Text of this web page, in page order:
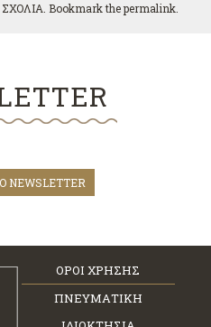
ΣΧΟΛΙΑ . Bookmark thepermalink
NEWSLETTER
ΟΡΟΙ ΧΡΗΣΗΣ
ΠΝΕΥΜΑΤΙΚΗ